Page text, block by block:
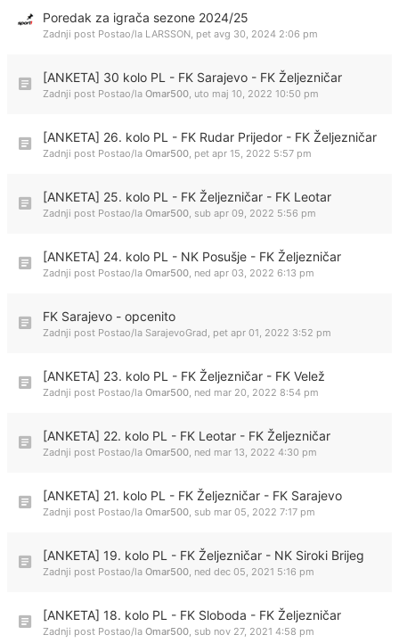
Poredak za igrača sezone 2024/25
Zadnji post Postao/la LARSSON, pet avg 30, 2024 2:06 pm
[ANKETA] 30 kolo PL - FK Sarajevo - FK Željezničar
Zadnji post Postao/la Omar500, uto maj 10, 2022 10:50 pm
[ANKETA] 26. kolo PL - FK Rudar Prijedor - FK Željezničar
Zadnji post Postao/la Omar500, pet apr 15, 2022 5:57 pm
[ANKETA] 25. kolo PL - FK Željezničar - FK Leotar
Zadnji post Postao/la Omar500, sub apr 09, 2022 5:56 pm
[ANKETA] 24. kolo PL - NK Posušje - FK Željezničar
Zadnji post Postao/la Omar500, ned apr 03, 2022 6:13 pm
FK Sarajevo - opcenito
Zadnji post Postao/la SarajevoGrad, pet apr 01, 2022 3:52 pm
[ANKETA] 23. kolo PL - FK Željezničar - FK Velež
Zadnji post Postao/la Omar500, ned mar 20, 2022 8:54 pm
[ANKETA] 22. kolo PL - FK Leotar - FK Željezničar
Zadnji post Postao/la Omar500, ned mar 13, 2022 4:30 pm
[ANKETA] 21. kolo PL - FK Željezničar - FK Sarajevo
Zadnji post Postao/la Omar500, sub mar 05, 2022 7:17 pm
[ANKETA] 19. kolo PL - FK Željezničar - NK Siroki Brijeg
Zadnji post Postao/la Omar500, ned dec 05, 2021 5:16 pm
[ANKETA] 18. kolo PL - FK Sloboda - FK Željezničar
Zadnji post Postao/la Omar500, sub nov 27, 2021 4:58 pm